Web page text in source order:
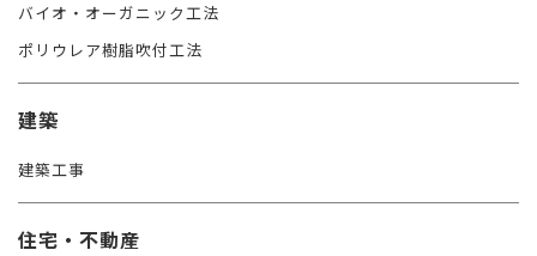
バイオ・オーガニック工法
ポリウレア樹脂吹付工法
建築
建築工事
住宅・不動産